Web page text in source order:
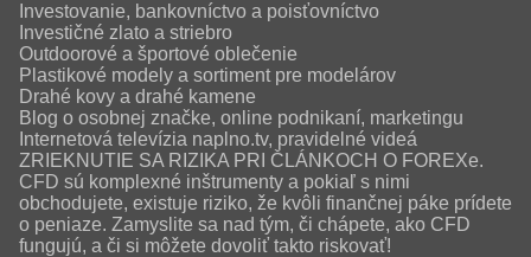
Investovanie, bankovníctvo a poisťovníctvo
Investičné zlato a striebro
Outdoorové a športové oblečenie
Plastikové modely a sortiment pre modelárov
Drahé kovy a drahé kamene
Blog o osobnej značke, online podnikaní, marketingu
Internetová televízia naplno.tv, pravidelné videá
ZRIEKNUTIE SA RIZIKA PRI ČLÁNKOCH O FOREXe.
CFD sú komplexné inštrumenty a pokiaľ s nimi
obchodujete, existuje riziko, že kvôli finančnej páke prídete
o peniaze. Zamyslite sa nad tým, či chápete, ako CFD
fungujú, a či si môžete dovoliť takto riskovať!